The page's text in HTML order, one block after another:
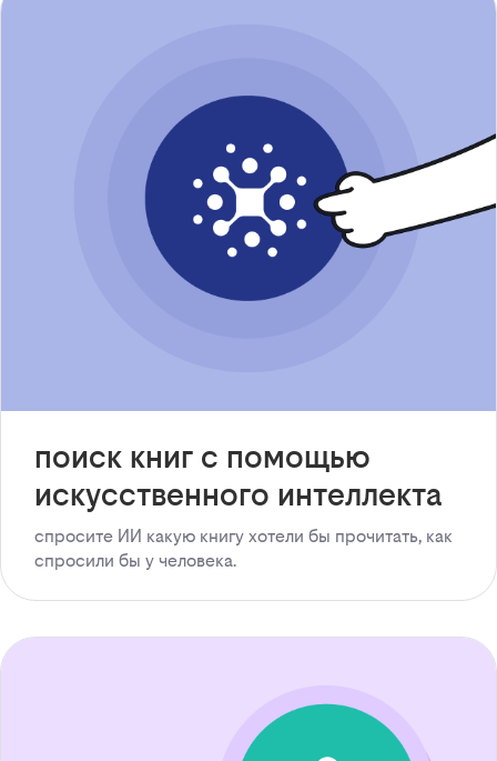
поиск книг с помощью
искусственного интеллекта
спросите ИИ какую книгу хотели бы прочитать, как
спросили бы у человека.